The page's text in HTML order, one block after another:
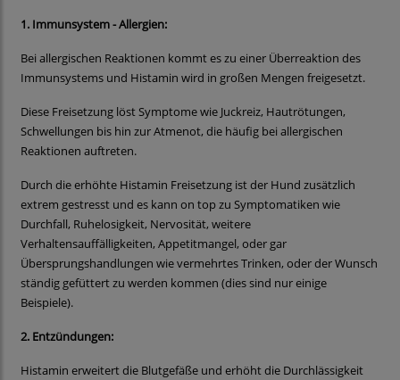
1. Immunsystem - Allergien:
Bei allergischen Reaktionen kommt es zu einer Überreaktion des
Immunsystems und Histamin wird in großen Mengen freigesetzt.
Diese Freisetzung löst Symptome wie Juckreiz, Hautrötungen,
Schwellungen bis hin zur Atmenot, die häufig bei allergischen
Reaktionen auftreten.
Durch die erhöhte Histamin Freisetzung ist der Hund zusätzlich
extrem gestresst und es kann on top zu Symptomatiken wie
Durchfall, Ruhelosigkeit, Nervosität, weitere
Verhaltensauffälligkeiten, Appetitmangel, oder gar
Übersprungshandlungen wie vermehrtes Trinken, oder der Wunsch
ständig gefüttert zu werden kommen (dies sind nur einige
Beispiele).
2. Entzündungen:
Histamin erweitert die Blutgefäße und erhöht die Durchlässigkeit